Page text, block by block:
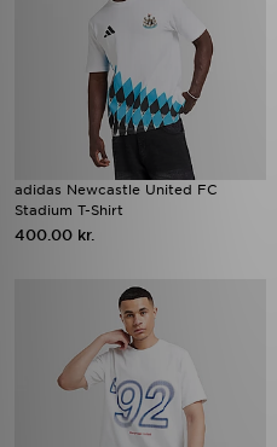
adidas Newcastle United FC
Stadium T-Shirt
400.00 kr.